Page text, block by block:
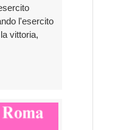
l'esercito
vittoria,